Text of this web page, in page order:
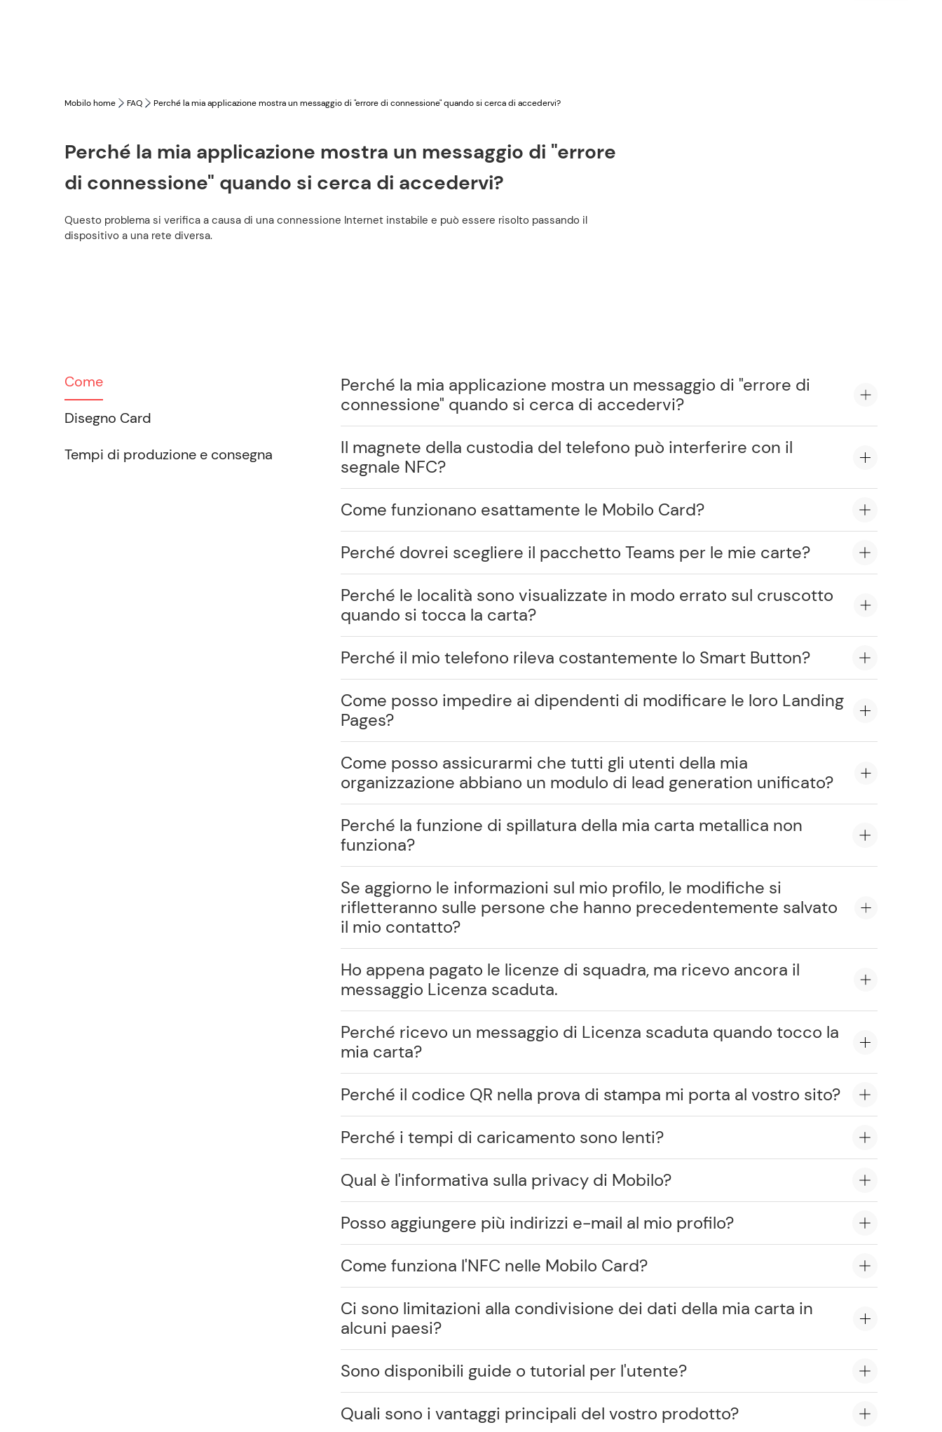
Mobilo home FAQ Perché la mia applicazione mostra un messaggio di "errore di connessione" quando si cerca di accedervi?
Perché la mia applicazione mostra un messaggio di "errore
di connessione" quando si cerca di accedervi?
Questo problema si verifica a causa di una connessione Internet instabile e può essere risolto passando il
dispositivo a una rete diversa.
Come
Disegno Card
Tempi di produzione e consegna
Perché la mia applicazione mostra un messaggio di "errore di
connessione" quando si cerca di accedervi?
Il magnete della custodia del telefono può interferire con il
segnale NFC?
Come funzionano esattamente le Mobilo Card?
Perché dovrei scegliere il pacchetto Teams per le mie carte?
Perché le località sono visualizzate in modo errato sul cruscotto
quando si tocca la carta?
Perché il mio telefono rileva costantemente lo Smart Button?
Come posso impedire ai dipendenti di modificare le loro Landing
Pages?
Come posso assicurarmi che tutti gli utenti della mia
organizzazione abbiano un modulo di lead generation unificato?
Perché la funzione di spillatura della mia carta metallica non
funziona?
Se aggiorno le informazioni sul mio profilo, le modifiche si
rifletteranno sulle persone che hanno precedentemente salvato
il mio contatto?
Ho appena pagato le licenze di squadra, ma ricevo ancora il
messaggio Licenza scaduta.
Perché ricevo un messaggio di Licenza scaduta quando tocco la
mia carta?
Perché il codice QR nella prova di stampa mi porta al vostro sito?
Perché i tempi di caricamento sono lenti?
Qual è l'informativa sulla privacy di Mobilo?
Posso aggiungere più indirizzi e-mail al mio profilo?
Come funziona l'NFC nelle Mobilo Card?
Ci sono limitazioni alla condivisione dei dati della mia carta in
alcuni paesi?
Sono disponibili guide o tutorial per l'utente?
Quali sono i vantaggi principali del vostro prodotto?